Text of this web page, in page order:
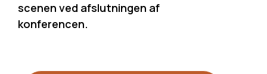
scenen ved afslutningen af
konferencen.